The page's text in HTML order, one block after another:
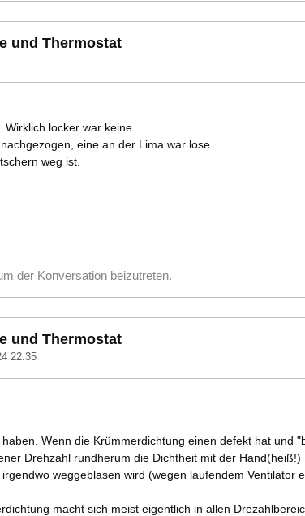
und Thermostat
locker war keine.
eine an der Lima war lose.
weg ist.
der Konversation beizutreten.
und Thermostat
22:35
Wenn die Krümmerdichtung einen defekt hat und
Drehzahl rundherum die Dichtheit mit der
weggeblasen wird (wegen laufendem Ventilator
macht sich meist eigentlich in allen